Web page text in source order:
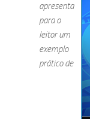
apresenta
para o
leitor um
exemplo
prático de